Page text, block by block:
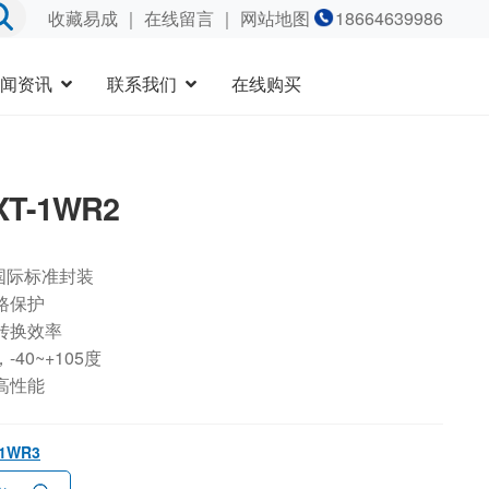
收藏易成｜ 在线留言｜ 网站地图 18664639986
资讯 联系我们 在线购买
1WR2
标准封装
保护
换效率
-40~+105度
性能